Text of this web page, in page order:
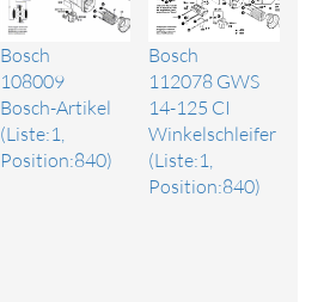
Bosch
108009
Bosch-Artikel
(Liste:1,
Position:840)
Bosch
112078 GWS
14-125 CI
Winkelschleifer
(Liste:1,
Position:840)